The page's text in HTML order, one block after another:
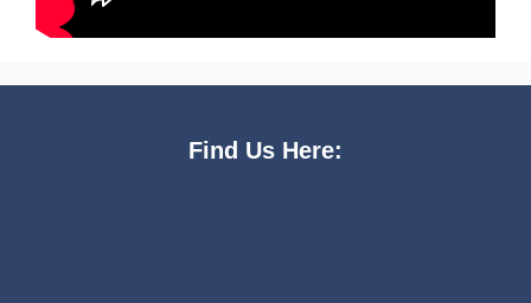
Find Us Here: